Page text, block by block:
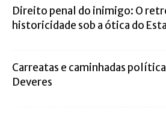
Direito penal do inimigo: O
historicidade sob a ótica do
Carreatas e caminhadas
Deveres